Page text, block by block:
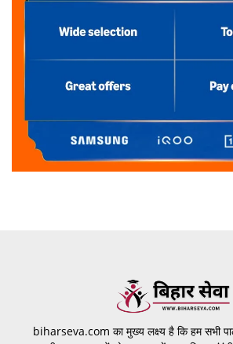
biharseva.com का मुख्य लक्ष्य है कि हम सभी